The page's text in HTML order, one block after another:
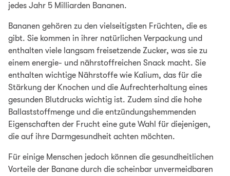
jedes Jahr 5 Milliarden Bananen.
Bananen gehören zu den vielseitigsten Früchten, die es
gibt. Sie kommen in ihrer natürlichen Verpackung und
enthalten viele langsam freisetzende Zucker, was sie zu
einem energie- und nährstoffreichen Snack macht. Sie
enthalten wichtige Nährstoffe wie Kalium, das für die
Stärkung der Knochen und die Aufrechterhaltung eines
gesunden Blutdrucks wichtig ist. Zudem sind die hohe
Ballaststoffmenge und die entzündungshemmenden
Eigenschaften der Frucht eine gute Wahl für diejenigen,
die auf ihre Darmgesundheit achten möchten.
Für einige Menschen jedoch können die gesundheitlichen
Vorteile der Banane durch die scheinbar unvermeidbaren